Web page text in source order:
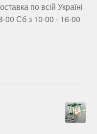
по всій Україні
00 Сб з 10-00 - 16-00